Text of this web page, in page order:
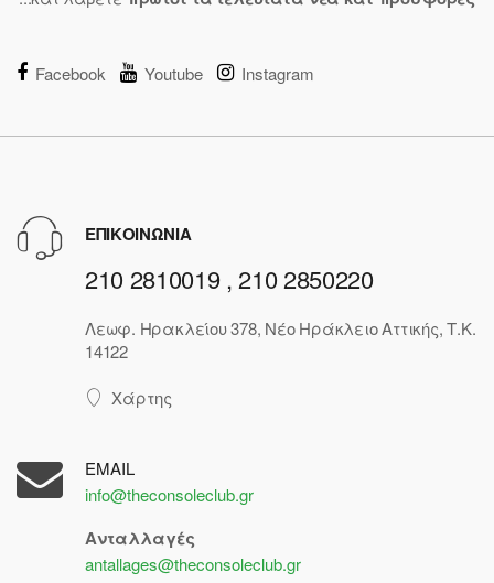
Facebook Youtube Instagram
ΕΠΙΚΟΙΝΩΝΙΑ
210 2810019 , 210 2850220
Λεωφ. Ηρακλείου 378, Νέο Ηράκλειο Αττικής, Τ.Κ.
14122
Χάρτης
EMAIL
info@theconsoleclub.gr
Ανταλλαγές
antallages@theconsoleclub.gr